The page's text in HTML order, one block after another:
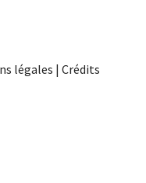
légales | Crédits